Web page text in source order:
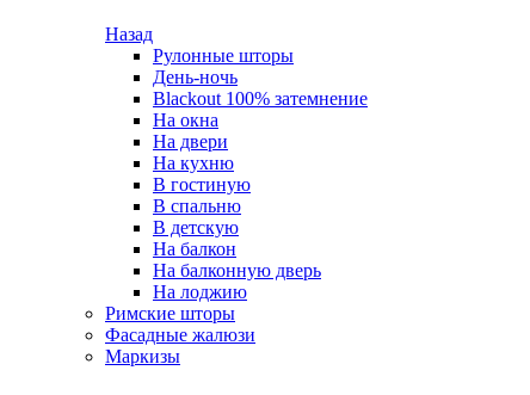
Назад
Рулонные шторы
День-ночь
Blackout 100% затемнение
На окна
На двери
На кухню
В гостиную
В спальню
В детскую
На балкон
На балконную дверь
На лоджию
Римские шторы
Фасадные жалюзи
Маркизы